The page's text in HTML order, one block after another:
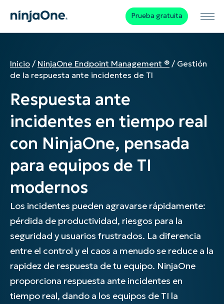
Prueba gratuita
Inicio / NinjaOne Endpoint Management ® / Gestión
de la respuesta ante incidentes de TI
Respuesta ante
incidentes en tiempo real
con NinjaOne, pensada
para equipos de TI
modernos
Los incidentes pueden agravarse rápidamente:
pérdida de productividad, riesgos para la
seguridad y usuarios frustrados. La diferencia
entre el control y el caos a menudo se reduce a la
rapidez de respuesta de tu equipo. NinjaOne
proporciona respuesta ante incidentes en
tiempo real, dando a los equipos de TI la